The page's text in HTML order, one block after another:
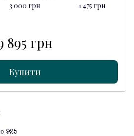
3 000 грн 1 475 грн
895 грн
Купити
925